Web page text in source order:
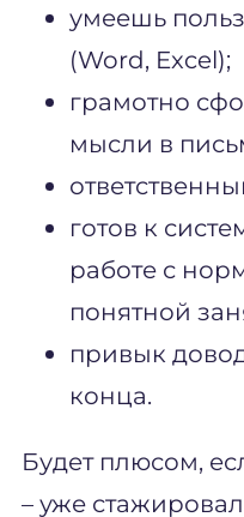
умеешь
(Word, Excel);
грамотно
мысли в
готов к
работе с
понятной
привык
конца.
Будет плюсом,
– уже